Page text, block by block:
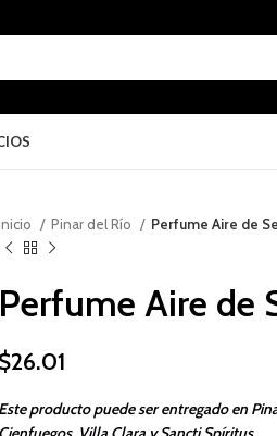
Pinar del Río Perfume Aire de
Perfume Aire de
$26.01
Este producto puede ser entregado en